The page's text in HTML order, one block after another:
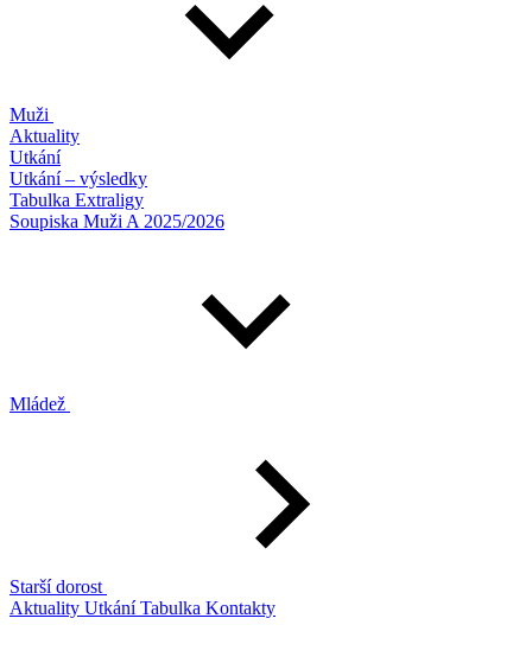
Muži
Aktuality
Utkání
Utkání – výsledky
Tabulka Extraligy
Soupiska Muži A 2025/2026
Mládež
Starší dorost
Aktuality UtkáníTabulka Kontakty